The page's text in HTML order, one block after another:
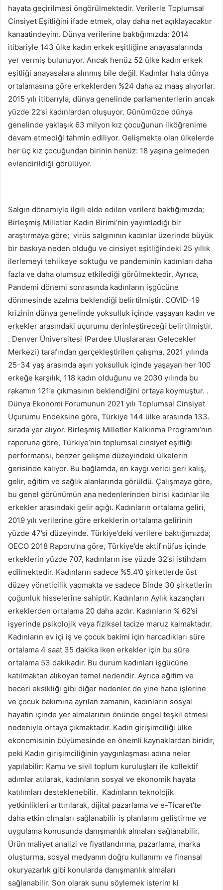
hayata geçirilmesi öngörülmektedir. Verilerle Toplumsal
Cinsiyet Eşitliğini ifade etmek, olay daha net açıklayacaktır
kanaatindeyim. Dünya verilerine baktığımızda: 2014
itibariyle 143 ülke kadın erkek eşitliğine anayasalarında
yer vermiş bulunuyor. Ancak henüz 52 ülke kadın erkek
eşitliği anayasalara alınmış bile değil. Kadınlar hala dünya
ortalamasına göre erkeklerden %24 daha az maaş alıyorlar.
2015 yılı itibarıyla, dünya genelinde parlamenterlerin ancak
yüzde 22’si kadınlardan oluşuyor. Günümüzde dünya
genelinde yaklaşık 63 milyon kız çocuğunun ilköğrenime
devam etmediği tahmin ediliyor. Gelişmekte olan ülkelerde
her üç kız çocuğundan birinin henüz: 18 yaşına gelmeden
evlendirildiği görülüyor.
Salgın dönemiyle ilgili elde edilen verilere baktığımızda;
Birleşmiş Milletler Kadın Birimi’nin yayımladığı bir
araştırmaya göre; virüs salgınının kadınlar üzerinde büyük
bir baskıya neden olduğu ve cinsiyet eşitliğindeki 25 yıllık
ilerlemeyi tehlikeye soktuğu ve pandeminin kadınları daha
fazla ve daha olumsuz etkilediği görülmektedir. Ayrıca,
Pandemi dönemi sonrasında kadınların işgücüne
dönmesinde azalma beklendiği belirtilmiştir. COVID-19
krizinin dünya genelinde yoksulluk içinde yaşayan kadın ve
erkekler arasındaki uçurumu derinleştireceği belirtilmiştir.
. Denver Üniversitesi (Pardee Uluslararası Gelecekler
Merkezi) tarafından gerçekleştirilen çalışma, 2021 yılında
25-34 yaş arasında aşırı yoksulluk içinde yaşayan her 100
erkeğe karşılık, 118 kadın olduğunu ve 2030 yılında bu
rakamın 121’e çıkmasının beklendiğini ortaya koymuştur. .
Dünya Ekonomi Forumunun 2021 yılı Toplumsal Cinsiyet
Uçurumu Endeksine göre, Türkiye 144 ülke arasında 133.
sırada yer alıyor. Birleşmiş Milletler Kalkınma Programı’nın
raporuna göre, Türkiye’nin toplumsal cinsiyet eşitliği
performansı, benzer gelişme düzeyindeki ülkelerin
gerisinde kalıyor. Bu bağlamda, en kaygı verici geri kalış,
gelir, eğitim ve sağlık alanlarında görüldü. Çalışmaya göre,
bu genel görünümün ana nedenlerinden birisi kadınlar ile
erkekler arasındaki gelir açığı. Kadınların ortalama geliri,
2019 yılı verilerine göre erkeklerin ortalama gelirinin
yüzde 47’si düzeyinde. Türkiye’deki verilere baktığımızda;
OECO 2018 Raporu’na göre, Türkiye’de aktif nüfus içinde
erkeklerin yüzde 707, kadınların ise yüzde 32’si istihdam
edilmektedir. Kadınların sadece %5.4’0 şirketlerde üst
düzey yöneticilik yapmakta ve sadece Binde 30 şirketlerin
çoğunluk hisselerine sahiptir. Kadınların Aylık kazançları
erkeklerden ortalama 20 daha azdır. Kadınların % 62’si
işyerinde psikolojik veya fiziksel tacize maruz kalmaktadır.
Kadınların ev içi iş ve çocuk bakimi için harcadıkları süre
ortalama 4 saat 35 dakika iken erkekler için bu süre
ortalama 53 dakikadır. Bu durum kadınları işgücüne
katılmaktan alıkoyan temel nedendir. Ayrıca eğitim ve
beceri eksikliği gibi diğer nedenler de yine hane işlerine
ve çocuk bakımına ayrılan zamanın, kadınların sosyal
hayatin içinde yer almalarının önünde engel teşkil etmesi
nedeniyle ortaya çıkmaktadır. Kadın girişimciliği ülke
ekonomisinin büyümesinde en önemli kaynaklardan biridir,
peki Kadın girişimciliğinin yaygınlaşması adına neler
yapılabilir: Kamu ve sivil toplum kuruluşları ile kollektif
adımlar atılarak, kadınların sosyal ve ekonomik hayata
katılımları desteklenebilir. Kadınların teknolojik
yetkinlikleri arttırılarak, dijital pazarlama ve e-Ticaret’te
daha etkin olmaları sağlanabilir iş planlarını geliştirme ve
uygulama konusunda danışmanlık almaları sağlanabilir.
Ürün maliyet analizi ve fiyatlandırma, pazarlama, marka
oluşturma, sosyal medyanın doğru kullanımı ve finansal
okuryazarlık gibi konularda danışmanlık almaları
sağlanabilir. Son olarak sunu söylemek isterim ki